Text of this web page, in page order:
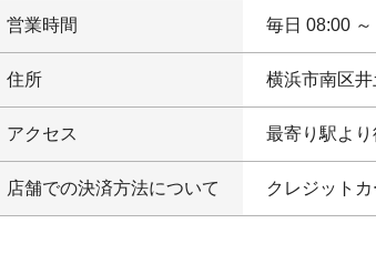
営業時間 毎日 08:00
住所 横浜市南区
アクセス 最寄り駅より
店舗での決済方法について クレジット